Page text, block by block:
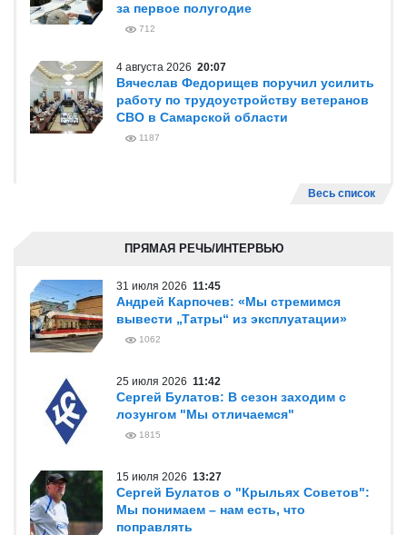
за первое полугодие
712
4 августа 2026 20:07
Вячеслав Федорищев поручил усилить
работу по трудоустройству ветеранов
СВО в Самарской области
1187
Весь список
ПРЯМАЯ РЕЧЬ/ИНТЕРВЬЮ
31 июля 2026 11:45
Андрей Карпочев: «Мы стремимся
вывести „Татры“ из эксплуатации»
1062
25 июля 2026 11:42
Сергей Булатов: В сезон заходим с
лозунгом "Мы отличаемся"
1815
15 июля 2026 13:27
Сергей Булатов о "Крыльях Советов":
Мы понимаем – нам есть, что
поправлять